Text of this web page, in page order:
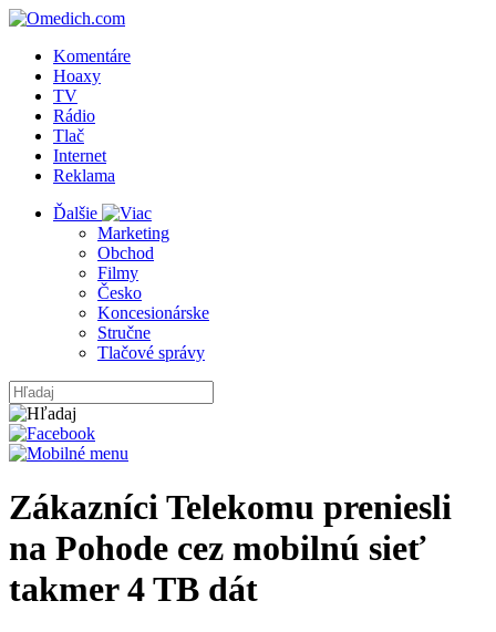
Komentáre
Hoaxy
TV
Rádio
Tlač
Internet
Reklama
Ďalšie
Marketing
Obchod
Filmy
Česko
Koncesionárske
Stručne
Tlačové správy
Zákazníci Telekomu preniesli
na Pohode cez mobilnú sieť
takmer 4 TB dát